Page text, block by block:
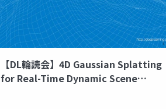
【DL輪読会】4D Gaussian Splatting
for Real-Time Dynamic Scene